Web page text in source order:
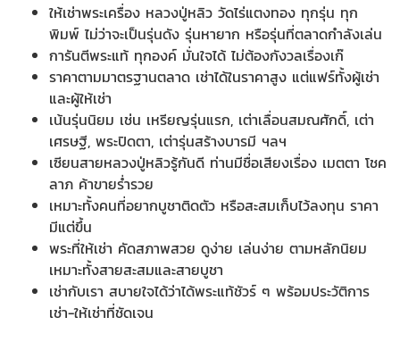
ให้เช่าพระเครื่อง หลวงปู่หลิว วัดไร่แตงทอง ทุกรุ่น ทุก
พิมพ์ ไม่ว่าจะเป็นรุ่นดัง รุ่นหายาก หรือรุ่นที่ตลาดกำลังเล่น
การันตีพระแท้ ทุกองค์ มั่นใจได้ ไม่ต้องกังวลเรื่องเก๊
ราคาตามมาตรฐานตลาด เช่าได้ในราคาสูง แต่แฟร์ทั้งผู้เช่า
และผู้ให้เช่า
เน้นรุ่นนิยม เช่น เหรียญรุ่นแรก, เต่าเลื่อนสมณศักดิ์, เต่า
เศรษฐี, พระปิดตา, เต่ารุ่นสร้างบารมี ฯลฯ
เซียนสายหลวงปู่หลิวรู้กันดี ท่านมีชื่อเสียงเรื่อง เมตตา โชค
ลาภ ค้าขายร่ำรวย
เหมาะทั้งคนที่อยากบูชาติดตัว หรือสะสมเก็บไว้ลงทุน ราคา
มีแต่ขึ้น
พระที่ให้เช่า คัดสภาพสวย ดูง่าย เล่นง่าย ตามหลักนิยม
เหมาะทั้งสายสะสมและสายบูชา
เช่ากับเรา สบายใจได้ว่าได้พระแท้ชัวร์ ๆ พร้อมประวัติการ
เช่า-ให้เช่าที่ชัดเจน